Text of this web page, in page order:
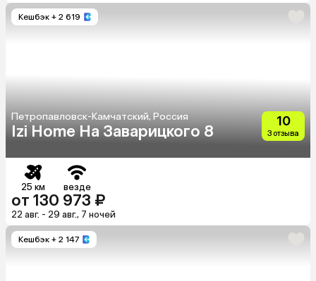
Кешбэк + 2 619
Петропавловск-Камчатский, Россия
Izi Home На Заварицкого 8
10
3 отзыва
25 км везде
от 130 973 ₽
22 авг. - 29 авг., 7 ночей
Кешбэк + 2 147